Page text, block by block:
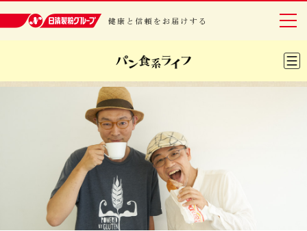
グループについて
安全・安心
IR情報